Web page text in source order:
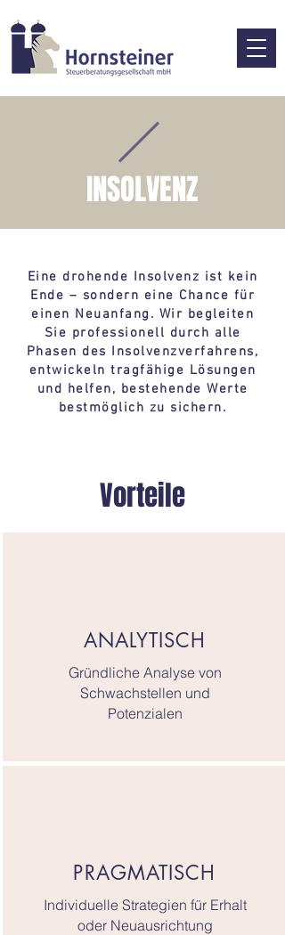
INSOLVENZ
Eine drohende Insolvenz ist kein
Ende – sondern eine Chance für
einen Neuanfang. Wir begleiten
Sie professionell durch alle
Phasen des Insolvenzverfahrens,
entwickeln tragfähige Lösungen
und helfen, bestehende Werte
bestmöglich zu sichern.
Vorteile
ANALYTISCH
Gründliche Analyse von
Schwachstellen und
Potenzialen
PRAGMATISCH
Individuelle Strategien für Erhalt
oder Neuausrichtung